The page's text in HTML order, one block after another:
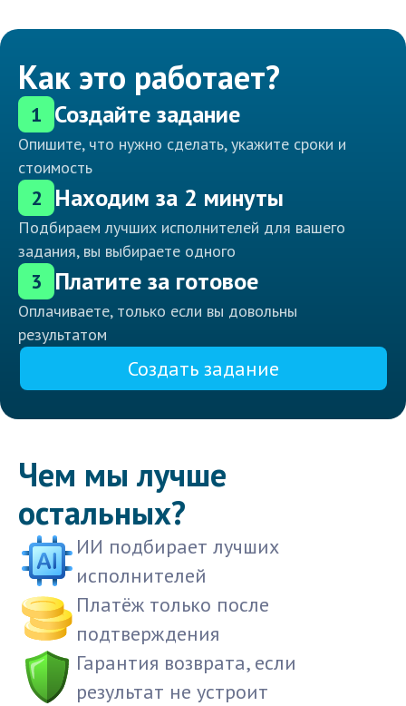
Как это работает?
1 Создайте задание
Опишите, что нужно сделать, укажите сроки и
стоимость
2 Находим за 2 минуты
Подбираем лучших исполнителей для вашего
задания, вы выбираете одного
3 Платите за готовое
Оплачиваете, только если вы довольны
результатом
Создать задание
Чем мы лучше
остальных?
ИИ подбирает лучших
исполнителей
Платёж только после
подтверждения
Гарантия возврата, если
результат не устроит